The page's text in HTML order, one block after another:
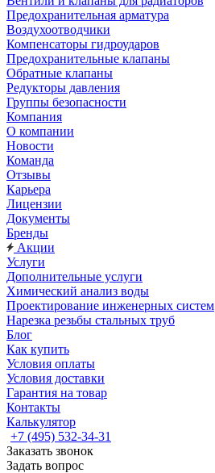
Предохранительная арматура
Воздухоотводчики
Компенсаторы гидроударов
Предохранительные клапаны
Обратные клапаны
Редукторы давления
Группы безопасности
Компания
О компании
Новости
Команда
Отзывы
Карьера
Лицензии
Документы
Бренды
Акции
Услуги
Дополнительные услуги
Химический анализ воды
Проектирование инженерных систем
Нарезка резьбы стальных труб
Блог
Как купить
Условия оплаты
Условия доставки
Гарантия на товар
Контакты
Калькулятор
+7 (495) 532‑34‑31
Заказать звонок
Задать вопрос